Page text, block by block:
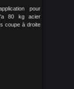
pour
80 kg acier
coupe à droite